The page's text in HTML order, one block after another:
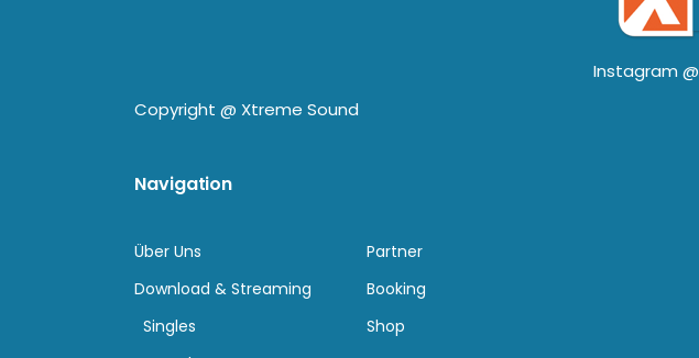
Instagram @
Copyright @ Xtreme Sound
Navigation
Über Uns
Download & Streaming
Singles
Partner
Booking
Shop